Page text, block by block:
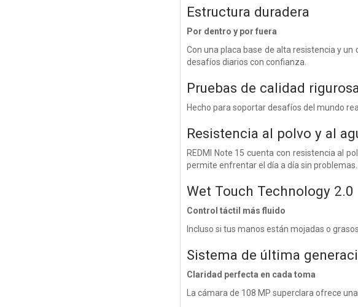
Estructura duradera
Por dentro y por fuera
Con una placa base de alta resistencia y
desafíos diarios con confianza.
Pruebas de calidad
Hecho para soportar desafíos del mundo
Resistencia al polvo y al
REDMI Note 15 cuenta con resistencia al
permite enfrentar el día a día sin problemas.
Wet Touch Technology 2.0
Control táctil más fluido
Incluso si tus manos están mojadas o
Sistema de última
Claridad perfecta en cada toma
La cámara de 108 MP superclara ofrece